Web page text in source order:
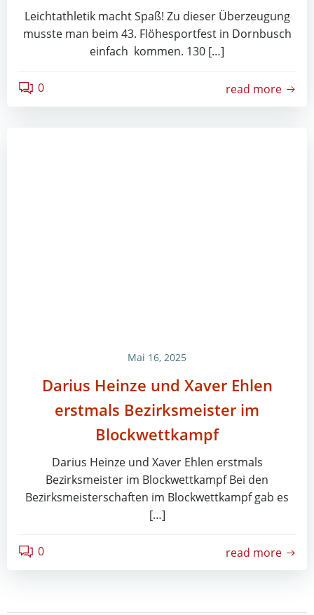
Leichtathletik macht Spaß! Zu dieser Überzeugung
musste man beim 43. Flöhesportfest in Dornbusch
einfach kommen. 130 […]
0 read more
Mai 16, 2025
Darius Heinze und Xaver Ehlen
erstmals Bezirksmeister im
Blockwettkampf
Darius Heinze und Xaver Ehlen erstmals
Bezirksmeister im Blockwettkampf Bei den
Bezirksmeisterschaften im Blockwettkampf gab es
[…]
0 read more